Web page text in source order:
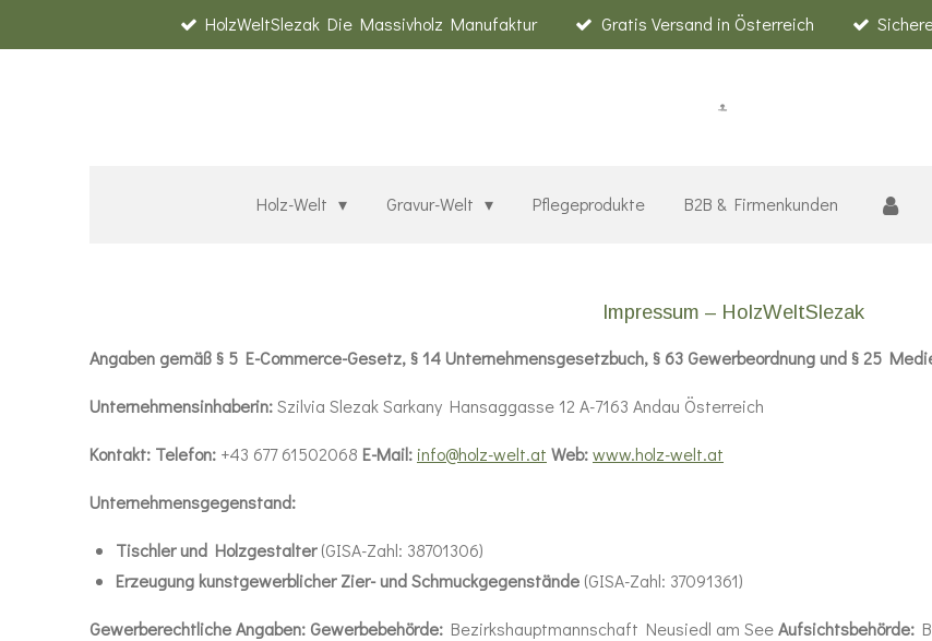
Hauptinhalt
HolzWeltSlezak Die Massivholz Manufaktur Gratis Versand in Österreich
Holz-Welt Gravur-Welt Pflegeprodukte B2B & Firmenkunden
Impressum – HolzWeltSlezak
Angaben gemäß § 5 E-Commerce-Gesetz, § 14 Unternehmensgesetzbuch, § 63 Gewerbeordnung und § 25
Unternehmensinhaberin:Szilvia Slezak Sarkany Hansaggasse 12 A-7163 Andau Österreich
Kontakt: Telefon: +43 677 61502068 E-Mail: info@holz-welt.at Web:www.holz-welt.at
Unternehmensgegenstand:
Tischler und Holzgestalter(GISA-Zahl: 38701306)
Erzeugung kunstgewerblicher Zier- und Schmuckgegenstände (GISA-Zahl: 37091361)
Gewerberechtliche Angaben: Gewerbebehörde: Bezirkshauptmannschaft Neusiedl am SeeAufsichtsbehörde: